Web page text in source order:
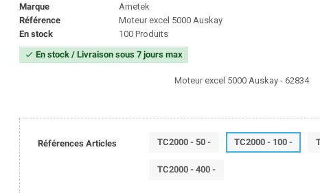
Marque
Ametek
Référence
Moteur excel 5000 Auskay
En stock
100 Produits
check En stock / Livraison sous 7 jours max
Moteur excel 5000 Auskay - 62834
Références Articles TC2000 - 50 - TC2000 - 100 -
TC2000 - 400 -